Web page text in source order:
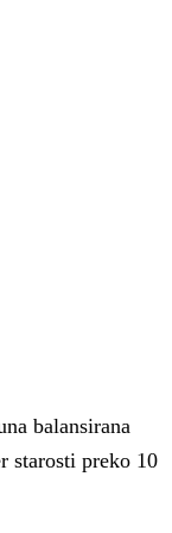
balansirana
starosti preko 10